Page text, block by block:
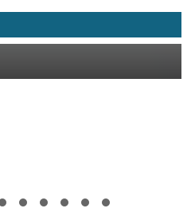
Positif, Kasus
Berhenti